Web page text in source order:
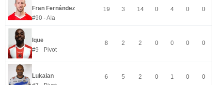
Fran Fernández
#90 - Ala
19 3 14 0 4 0 0
Ique
#9 - Pivot
8 2 2 0 0 0 0
Lukaian
6 5 2 0 1 0 0